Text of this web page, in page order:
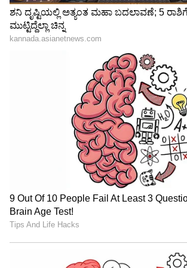
Asianet News
ಧನು ರಾಶಿ ಭವಿಷ್ಯ
ಧನು ರಾಶಿಯವರಿಗೆ ನಾಳೆ ಸಕಾರಾತ್ಮಕ
ಸಮಯದಲ್ಲಿ, ನಿಮ್ಮ ಗುರಿಗಳನ್ನು ಸಾಧಿಸಲು
ಪರಿಪೂರ್ಣರಾಗಿರುತ್ತೀರಿ. ನಿಮ್ಮ
ಪ್ರಾರಂಭಿಸಿ. ಅಲ್ಲದೆ, ಯಾರ ಬಗ್ಗೆಯೂ
ಆಲೋಚನೆಗಳನ್ನು ಇಟ್ಟುಕೊಳ್ಳಬೇಡಿ.
ಅಧಿಕಾರಿಗಳಿಂದ ನಿಮಗೆ ಬೆಂಬಲ ಸಿಗುತ್ತದೆ.
ಕೈಗೊಂಡ ಕೆಲಸವು ಪೂರ್ಣಗೊಳ್ಳುತ್ತದೆ.